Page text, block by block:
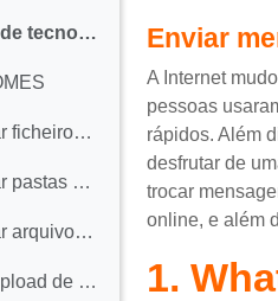
2. Partilhar através de tecnologias digitais
2.1 Consigo partilhar ficheiros como anexos por e-mail e outros serviços de comunicação assíncrona
2.2 Consigo partilhar pastas na nuvem
2.3 Consigo partilhar arquivos, vídeos, áudios, fotos, locais e contactos via redes sociais e softwares de mensagens instantâneas (WhatsApp, Messenger, Skype e outros), também a usar a função "partilhar"
2.4. Consigo fazer upload de conteúdo criados por mim (por exemplo, uma foto) para partilhar em sites que o solicitem e/ou que ofereçam essa possibilidade (redes sociais)
Enviar
A Internet
pessoas
rápidos. Além
desfrutar de
trocar
online, e além
1.